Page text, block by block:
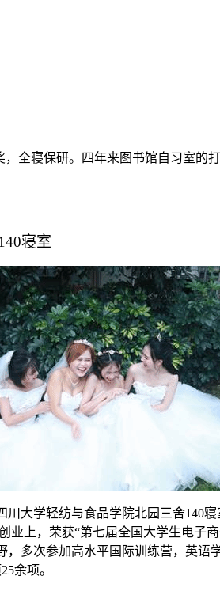
，全寝保研。四年来图书馆自习室的
寝室
川大学轻纺与食品学院北园三舍140寝
业上，荣获“第七届全国大学生电子
，多次参加高水平国际训练营，英语
25余项。